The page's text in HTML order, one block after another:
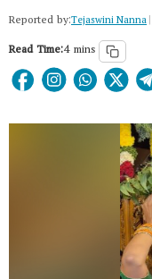
Reported by:Tejaswini Nanna|
Read Time:4 mins